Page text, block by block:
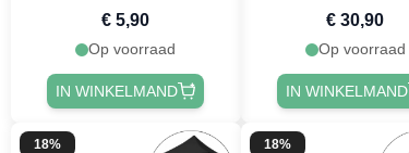
€ 5,90
Op voorraad
IN WINKELMAND
€ 30,90
Op voorraad
IN WINKELMAND
18% 18%